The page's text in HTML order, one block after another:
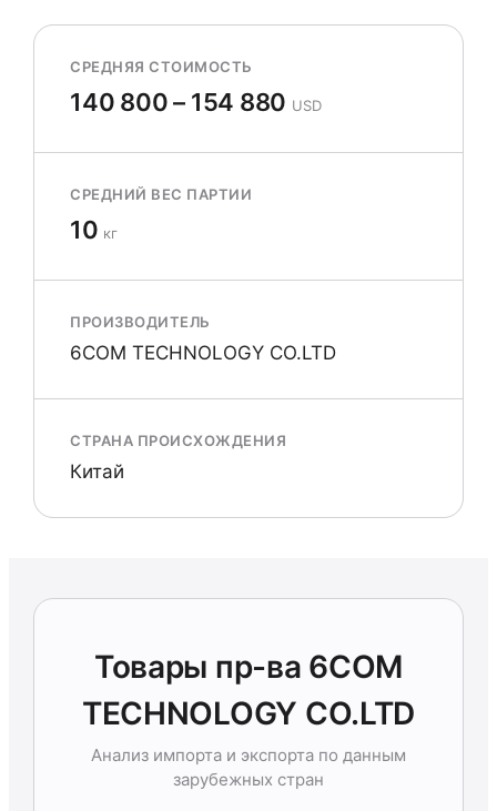
СРЕДНЯЯ СТОИМОСТЬ
140 800 – 154 880 USD
СРЕДНИЙ ВЕС ПАРТИИ
10 кг
ПРОИЗВОДИТЕЛЬ
6COM TECHNOLOGY CO.LTD
СТРАНА ПРОИСХОЖДЕНИЯ
Китай
Товары пр-ва 6COM
TECHNOLOGY CO.LTD
Анализ импорта и экспорта по данным
зарубежных стран